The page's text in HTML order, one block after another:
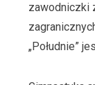
zawodniczki
„Południe”